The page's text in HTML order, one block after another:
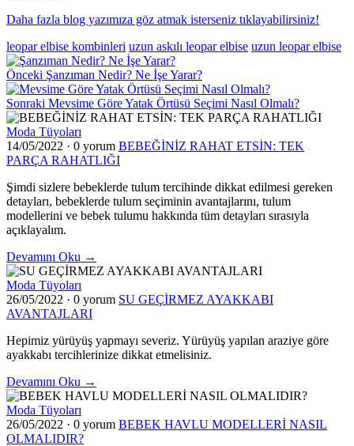
Daha fazla blog yazımıza göz atmak isterseniz tıklayabilirsiniz!
leopar elbise kombinleri uzun askılı leopar elbise uzun leopar elbise
Önceki Şanzıman Nedir? Ne İşe Yarar?
Sonraki Mevsime Göre Yatak Örtüsü Seçimi Nasıl Olmalı?
Moda Tüyoları
14/05/2022 · 0 yorum BEBEĞİNİZ RAHAT ETSİN: TEK
PARÇA RAHATLIĞI
Şimdi sizlere bebeklerde tulum tercihinde dikkat edilmesi gereken
detayları, bebeklerde tulum seçiminin avantajlarını, tulum
modellerini ve bebek tulumu hakkında tüm detayları sırasıyla
açıklayalım.
Devamını Oku →
Moda Tüyoları
26/05/2022 · 0 yorum SU GEÇİRMEZ AYAKKABI
AVANTAJLARI
Hepimiz yürüyüş yapmayı severiz. Yürüyüş yapılan araziye göre
ayakkabı tercihlerinize dikkat etmelisiniz.
Devamını Oku →
Moda Tüyoları
26/05/2022 · 0 yorum BEBEK HAVLU MODELLERİ NASIL
OLMALIDIR?